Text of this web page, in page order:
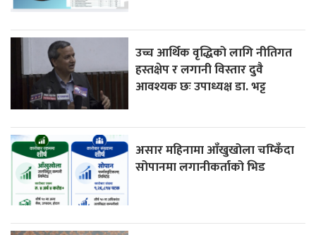
उच्च आर्थिक वृद्धिको लागि नीतिगत
हस्तक्षेप र लगानी विस्तार दुवै
आवश्यक छः उपाध्यक्ष डा. भट्ट
असार महिनामा आँखुखोला चम्किँदा
सोपानमा लगानीकर्ताको भिड